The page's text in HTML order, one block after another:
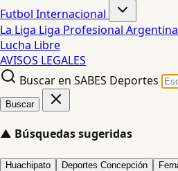
Futbol Internacional
La Liga Liga Profesional Argentina
Lucha Libre
AVISOS LEGALES
Buscar en SABES Deportes
Buscar
▲ Búsquedas sugeridas
Huachipato Deportes Concepción